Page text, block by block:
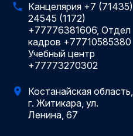
Канцелярия +7 (71435)
24545 (1172)
+77776381606, Отдел
кадров +77710585380
Учебный центр
+77773270302
Костанайская область,
г. Житикара, ул.
Ленина, 67